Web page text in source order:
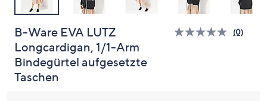
anzuzeigen.
B-Ware EVA LUTZ
Longcardigan, 1/1-Arm
Bindegürtel aufgesetzte
Taschen
Bisher
(0)